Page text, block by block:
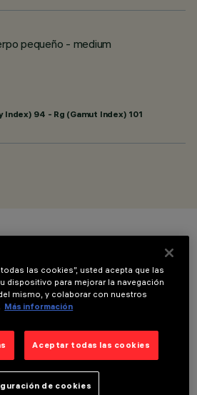
pequeño - medium
94 - Rg (Gamut Index) 101
OPCIONALES
las cookies”, usted acepta que las
dispositivo para mejorar la navegación
mismo, y colaborar con nuestros
Más información
Aceptar todas las cookies
de cookies